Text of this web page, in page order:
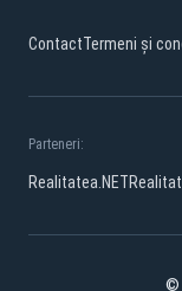
ContactTermeni și
Parteneri:
Realitatea.NET
©